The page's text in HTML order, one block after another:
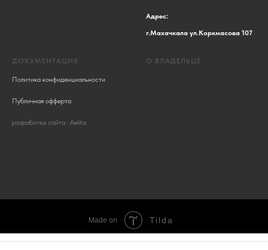
Адрес:
г.Махачкала ул.Коркмасова 107
ДОКУМЕНТАЦИЯ
Политика конфиденциальности
Публичная офферта
разработка сайта : Aelita
О ВЛАДЕЛЬЦЕ
Made on Tilda